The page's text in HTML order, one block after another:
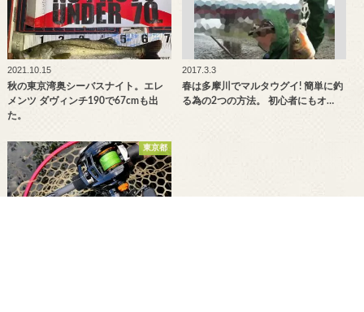
2021.10.15
秋の東京湾奥シーバスナイト。エレ
メンツ ダヴィンチ190で67cmも出
た。
2017.3.3
春は多摩川でマルタウグイ! 簡単に釣
る為の2つの方法。 初心者にもオ…
東京都